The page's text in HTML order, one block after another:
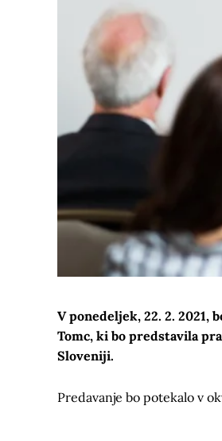
V ponedeljek, 22. 2. 2021,
Tomc, ki bo predstavila
Sloveniji.
Predavanje bo potekalo v